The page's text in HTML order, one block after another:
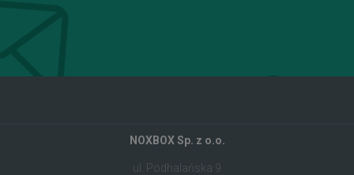
NOXBOX Sp. z o.o.
ul. Podhalańska 9